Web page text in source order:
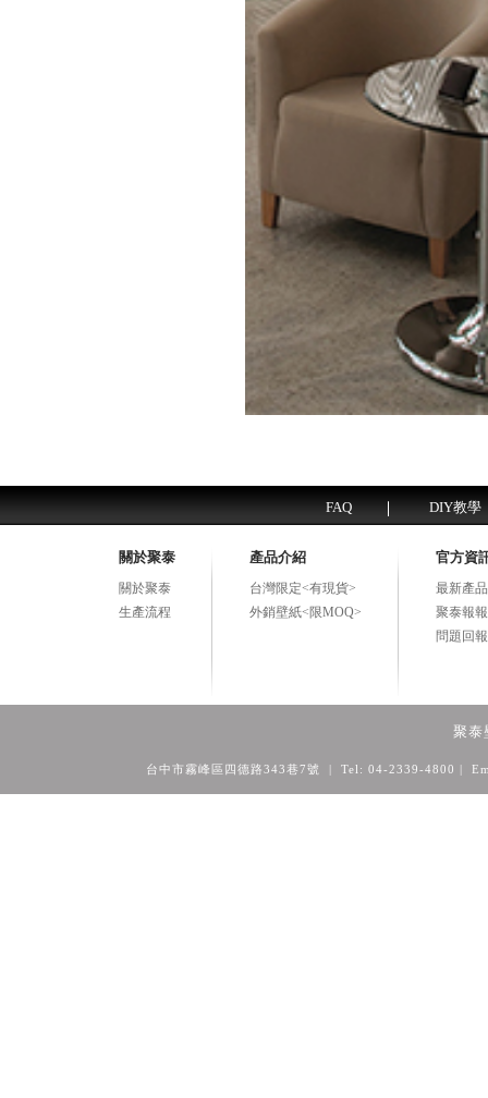
FAQ DIY教學
關於聚泰
關於聚泰
生產流程
產品介紹
台灣限定<有現貨>
外銷壁紙<限MOQ>
官方資
最新產
聚泰報報
問題回報
聚泰
台中市霧峰區四德路343巷7號 | Tel: 04-2339-4800 |